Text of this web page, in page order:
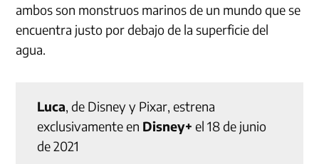
ambos son monstruos marinos de un mundo que se
encuentra justo por debajo de la superficie del
agua.
Luca, de Disney y Pixar, estrena
exclusivamente en Disney+ el 18 de junio
de 2021